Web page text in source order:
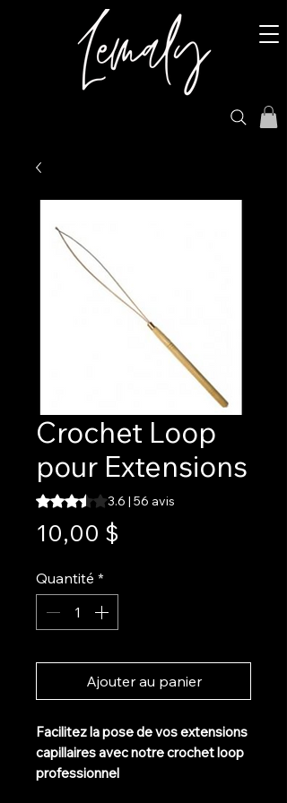
Crochet Loop
pour Extensions
La note est de 3.6 sur cinq étoiles selon
3.6 | 56 avis
10,00 $
Quantité *
Ajouter au panier
Facilitez la pose de vos extensions
capillaires avec notre crochet loop
professionnel